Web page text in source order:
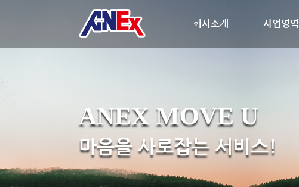
ANEX MOVE U
마음을 사로잡는 서비스!
회사소개 사업영역